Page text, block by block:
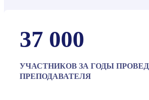
37 000
УЧАСТНИКОВ ЗА ГОДЫ
ПРЕПОДАВАТЕЛЯ